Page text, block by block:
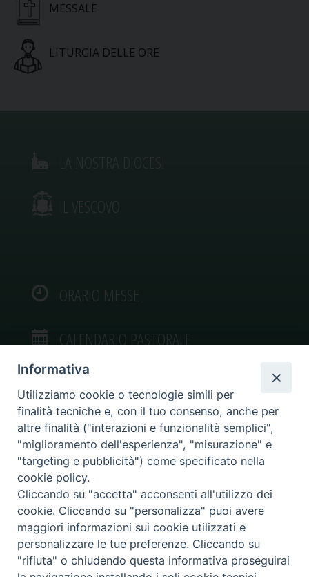
MESSALE
LITURGIA DELLE ORE
IL VESCOVO
ORARIO MESSE
CALENDARIO PASTORALE
VIDEOGALLERY
PHOTOGALLERY
Diocesi di Caltagirone
Piazza San Francesco d’Assisi, 9 – tel. 0933.34186 – fax 0933.820590 e-mail:
Informativa
Utilizziamo cookie o tecnologie simili per
finalità tecniche e, con il tuo consenso, anche per
altre finalità ("interazioni e funzionalità semplici",
"miglioramento dell'esperienza", "misurazione" e
"targeting e pubblicità") come specificato nella
cookie policy.
Cliccando su "accetta" acconsenti all'utilizzo dei
cookie. Cliccando su "personalizza" puoi avere
maggiori informazioni sui cookie utilizzati e
personalizzare le tue preferenze. Cliccando su
"rifiuta" o chiudendo questa informativa proseguirai